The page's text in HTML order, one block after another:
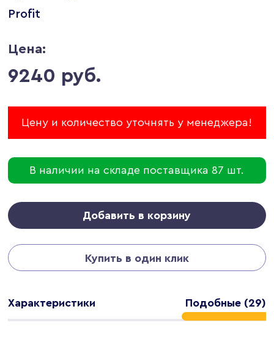
Profit
Цена:
9240 руб.
Цену и количество уточнять у менеджера!
В наличии на складе поставщика 87 шт.
Добавить в корзину
Купить в один клик
Характеристики Подобные (29)